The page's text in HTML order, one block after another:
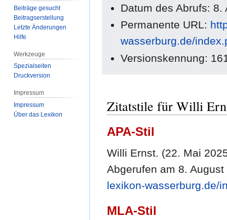
Datum des Abrufs:
Permanente URL:
wasserburg.de/
Versionskennung:
Zitatstile für Willi
APA-Stil
Willi Ernst. (22. Mai
Abgerufen am 8.
lexikon-wasserburg.de/
MLA-Stil
Beiträge gesucht
Beitragserstellung
Letzte Änderungen
Hilfe
Werkzeuge
Spezialseiten
Druckversion
Impressum
Impressum
Über das Lexikon